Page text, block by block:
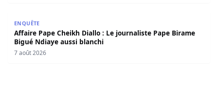
ENQUÊTE
Affaire Pape Cheikh Diallo : Le journaliste Pape Birame
Bigué Ndiaye aussi blanchi
7 août 2026